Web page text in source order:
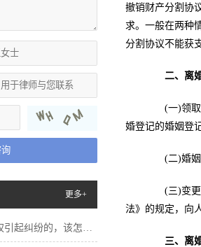
更多+
纠纷的，该怎么...
撤销财产分割协
求。一般在两种
分割协议不能获
二、离
(一)领取离
婚登记的婚姻登
(二)婚姻登
(三)变更协
法》的规定，向
三、离